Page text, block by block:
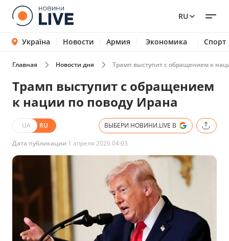
RU
Україна Новости Армия Экономика Спорт
Главная Новости дня Трамп выступит с обращением к
Трамп выступит с обращением
к нации по поводу Ирана
UA RU ВЫБЕРИ НОВИНИ.LIVE В
Дата публикации 1 апреля 2026 04:03